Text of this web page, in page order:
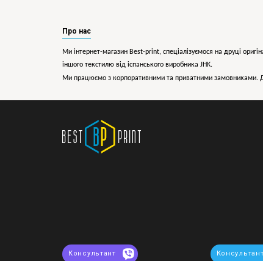
Про нас
Ми інтернет-магазин Best-print, спеціалізуємося на друці
іншого текстилю від іспанського виробника JHK.
Ми працюємо з корпоративними та приватними замовниками.
Консультант Консультант